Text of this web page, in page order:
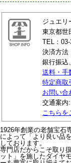
ジュエリ
東京都世
TEL：
決済方法
銀行振込
送料・手
特定商取
お問い合
交通案内:
こちらを
1926年創業の老舗宝石
によって「より良い品
しております。
専門店だからこそ取り
ット」を施したダイヤ